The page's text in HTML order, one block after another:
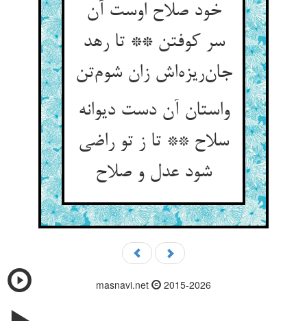
خود صلاح اوست آن
سر کوفتن ** تا رهد
جان‌ریزه‌اش زان شوم‌تن
واستان آن دست دیوانه
سلاح ** تا ز تو راضی
شود عدل و صلاح
masnavi.net 2015-2026